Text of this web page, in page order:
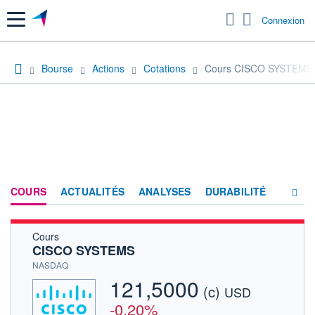
Menu Connexion
Bourse Actions Cotations Cours CISCO SYSTEMS
COURS ACTUALITÉS ANALYSES DURABILITÉ
PRODUITS DE BOURSE
Cours
CISCO SYSTEMS
NASDAQ
121,5000 (c) USD
-0,20%